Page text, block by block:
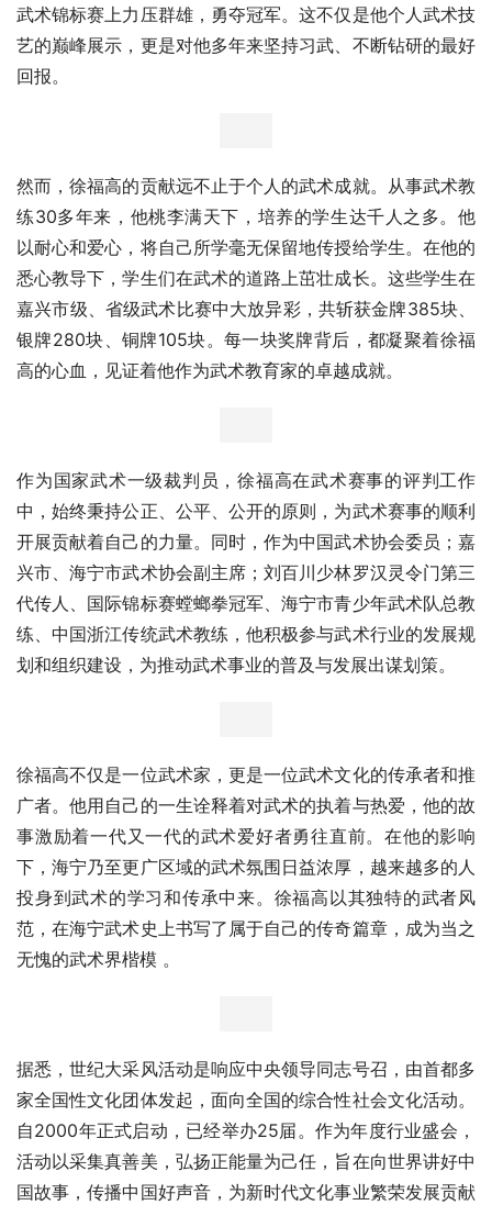
武术锦标赛上力压群雄，勇夺冠军。这不仅是他个人武术技
艺的巅峰展示，更是对他多年来坚持习武、不断钻研的最好
回报。
然而，徐福高的贡献远不止于个人的武术成就。从事武术教
练30多年来，他桃李满天下，培养的学生达千人之多。他
以耐心和爱心，将自己所学毫无保留地传授给学生。在他的
悉心教导下，学生们在武术的道路上茁壮成长。这些学生在
嘉兴市级、省级武术比赛中大放异彩，共斩获金牌385块、
银牌280块、铜牌105块。每一块奖牌背后，都凝聚着徐福
高的心血，见证着他作为武术教育家的卓越成就。
作为国家武术一级裁判员，徐福高在武术赛事的评判工作
中，始终秉持公正、公平、公开的原则，为武术赛事的顺利
开展贡献着自己的力量。同时，作为中国武术协会委员；嘉
兴市、海宁市武术协会副主席；刘百川少林罗汉灵令门第三
代传人、国际锦标赛螳螂拳冠军、海宁市青少年武术队总教
练、中国浙江传统武术教练，他积极参与武术行业的发展规
划和组织建设，为推动武术事业的普及与发展出谋划策。
徐福高不仅是一位武术家，更是一位武术文化的传承者和推
广者。他用自己的一生诠释着对武术的执着与热爱，他的故
事激励着一代又一代的武术爱好者勇往直前。在他的影响
下，海宁乃至更广区域的武术氛围日益浓厚，越来越多的人
投身到武术的学习和传承中来。徐福高以其独特的武者风
范，在海宁武术史上书写了属于自己的传奇篇章，成为当之
无愧的武术界楷模 。
据悉，世纪大采风活动是响应中央领导同志号召，由首都多
家全国性文化团体发起，面向全国的综合性社会文化活动。
自2000年正式启动，已经举办25届。作为年度行业盛会，
活动以采集真善美，弘扬正能量为己任，旨在向世界讲好中
国故事，传播中国好声音，为新时代文化事业繁荣发展贡献